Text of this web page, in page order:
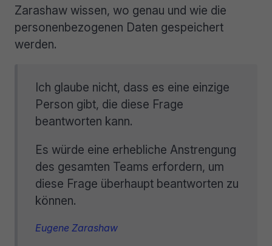
Zarashaw wissen, wo genau und wie die
personenbezogenen Daten gespeichert
werden.
Ich glaube nicht, dass es eine einzige
Person gibt, die diese Frage
beantworten kann.
Es würde eine erhebliche Anstrengung
des gesamten Teams erfordern, um
diese Frage überhaupt beantworten zu
können.
Eugene Zarashaw